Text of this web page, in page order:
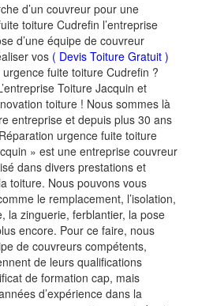
d’un couvreur pour une
toiture Cudrefin l’entreprise
d’une équipe de couvreur
vos ( Devis Toiture Gratuit )
fuite toiture Cudrefin ?
Toiture Jacquin et
toiture ! Nous sommes là
entreprise et depuis plus 30 ans
urgence fuite toiture
» est une entreprise couvreur
dans divers prestations et
toiture. Nous pouvons vous
le remplacement, l’isolation,
la zinguerie, ferblantier, la pose
encore. Pour ce faire, nous
de couvreurs compétents,
de leurs qualifications
de formation cap, mais
d’expérience dans la